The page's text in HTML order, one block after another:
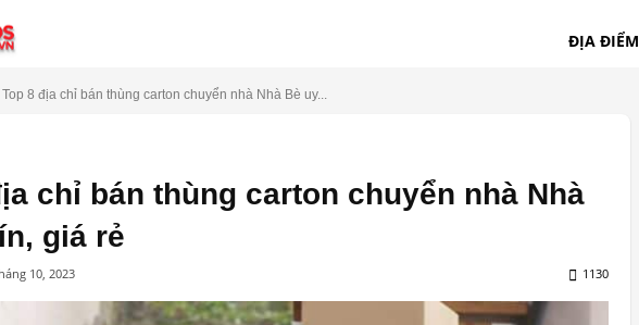
ĐỊA ĐIỂM
Top 8 địa chỉ bán thùng carton chuyển nhà Nhà Bè uy...
chỉ bán thùng carton chuyển nhà Nhà
giá rẻ
10, 2023 1130